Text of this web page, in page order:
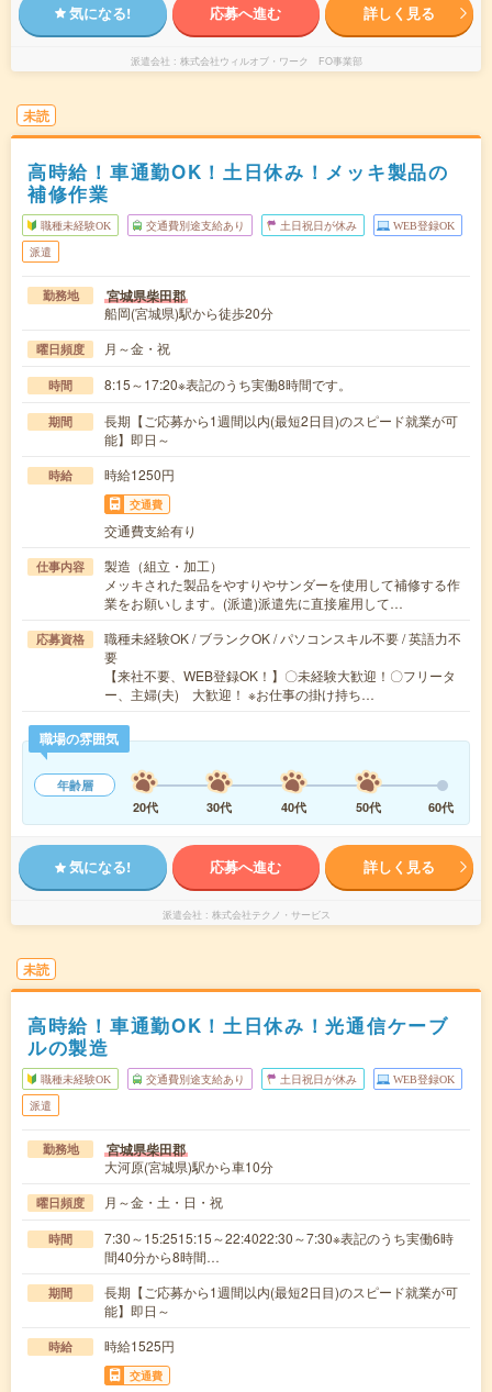
気になる! 応募へ進む 詳しく見る
派遣会社 株式会社ウィルオブ・ワーク FO事業部
未読
高時給！車通勤OK！土日休み！メッキ製品の
補修作業
職種未経験OK 交通費別途支給あり 土日祝日が休み WEB登録OK
派遣
勤務地 宮城県柴田郡
船岡(宮城県)駅から徒歩20分
曜日頻度 月～金・祝
時間 8:15～17:20※表記のうち実働8時間です。
期間
長期【ご応募から1週間以内(最短2日目)のスピード就業が可
能】即日～
時給 時給1250円
交通費
交通費支給有り
仕事内容
製造（組立・加工）
メッキされた製品をやすりやサンダーを使用して補修する作
業をお願いします。(派遣)派遣先に直接雇用して…
応募資格
職種未経験OK / ブランクOK / パソコンスキル不要 / 英語力不
要
【来社不要、WEB登録OK！】〇未経験大歓迎！〇フリータ
ー、主婦(夫) 大歓迎！ ※お仕事の掛け持ち…
職場の雰囲気
年齢層
20代
30代 40代 50代 60代
気になる! 応募へ進む 詳しく見る
派遣会社 株式会社テクノ・サービス
未読
高時給！車通勤OK！土日休み！光通信ケーブ
ルの製造
職種未経験OK 交通費別途支給あり 土日祝日が休み WEB登録OK
派遣
勤務地 宮城県柴田郡
大河原(宮城県)駅から車10分
曜日頻度 月～金・土・日・祝
時間
7:30～15:2515:15～22:4022:30～7:30※表記のうち実働6時
間40分から8時間…
期間
長期【ご応募から1週間以内(最短2日目)のスピード就業が可
能】即日～
時給 時給1525円
交通費